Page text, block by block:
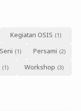
Kegiatan OSIS
Persami
Workshop